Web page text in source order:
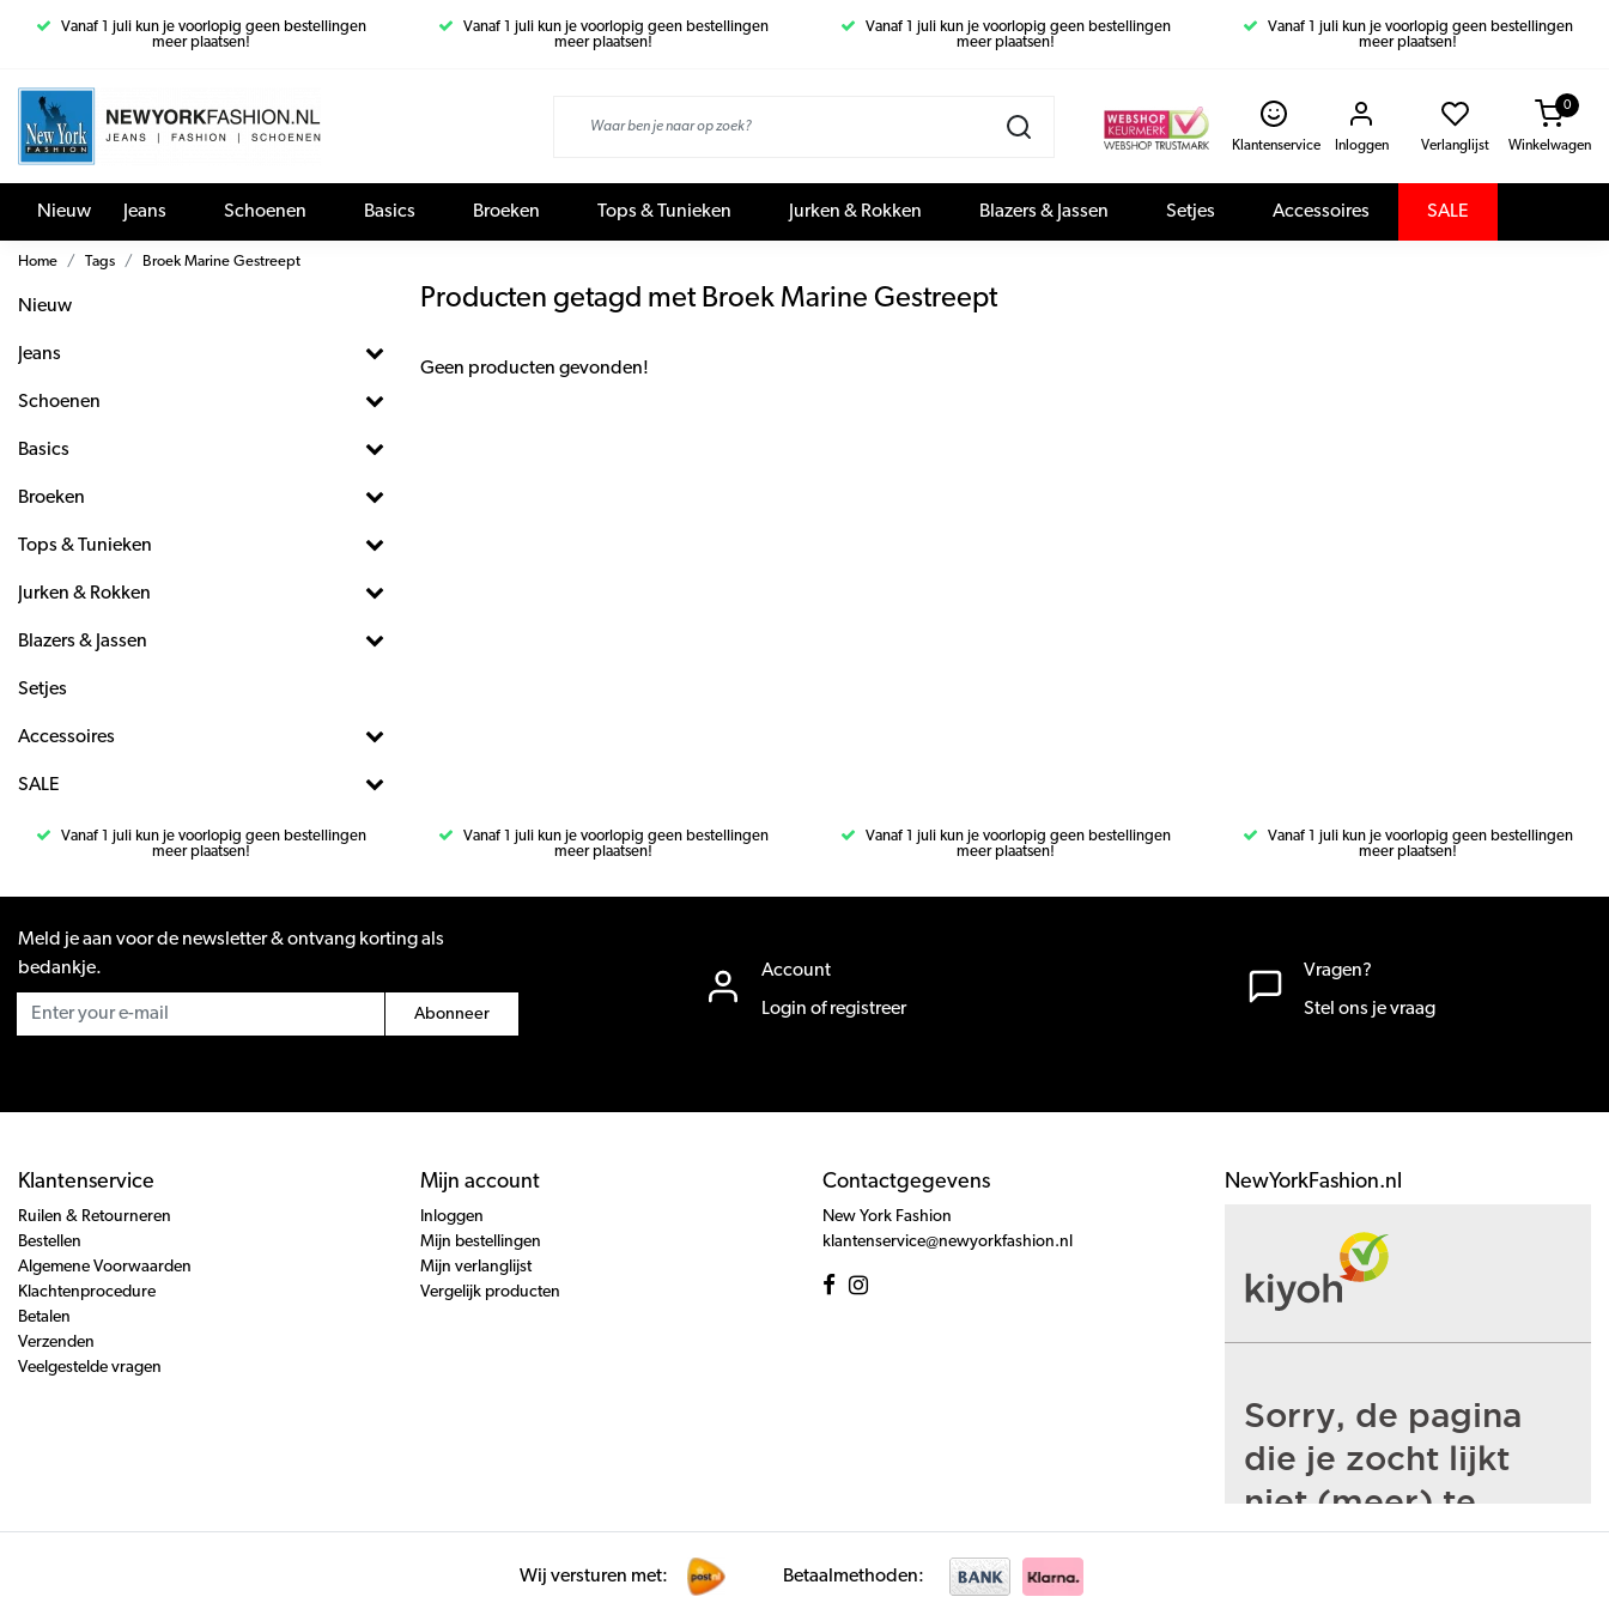
Vanaf 1 juli kun je voorlopig geen bestellingen
meer plaatsen!
Vanaf 1 juli kun je voorlopig geen bestellingen
meer plaatsen!
Vanaf 1 juli kun je voorlopig geen bestellingen
meer plaatsen!
Vanaf 1 juli kun je voorlopig geen bestellingen
meer plaatsen!
Klantenservice Inloggen Verlanglijst Winkelwagen
0
Nieuw Jeans Schoenen Basics Broeken Tops & Tunieken Jurken & Rokken Blazers & Jassen Setjes Accessoires SALE
Home Tags Broek Marine Gestreept
Nieuw
Jeans
Schoenen
Basics
Broeken
Tops & Tunieken
Jurken & Rokken
Blazers & Jassen
Setjes
Accessoires
SALE
Producten getagd met Broek Marine Gestreept
Geen producten gevonden!
Vanaf 1 juli kun je voorlopig geen bestellingen
meer plaatsen!
Vanaf 1 juli kun je voorlopig geen bestellingen
meer plaatsen!
Vanaf 1 juli kun je voorlopig geen bestellingen
meer plaatsen!
Vanaf 1 juli kun je voorlopig geen bestellingen
meer plaatsen!
Meld je aan voor de newsletter & ontvang korting als
bedankje.
Abonneer
Account
Login of registreer
Vragen?
Stel ons je vraag
Klantenservice
Ruilen & Retourneren
Bestellen
Algemene Voorwaarden
Klachtenprocedure
Betalen
Verzenden
Veelgestelde vragen
Mijn account
Inloggen
Mijn bestellingen
Mijn verlanglijst
Vergelijk producten
Contactgegevens
New York Fashion
klantenservice@newyorkfashion.nl
NewYorkFashion.nl
Wij versturen met: Betaalmethoden: